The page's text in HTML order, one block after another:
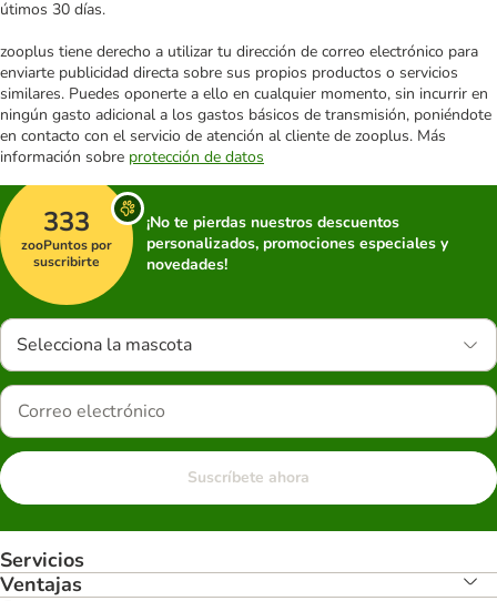
útimos 30 días.
zooplus tiene derecho a utilizar tu dirección de correo electrónico para
enviarte publicidad directa sobre sus propios productos o servicios
similares. Puedes oponerte a ello en cualquier momento, sin incurrir en
ningún gasto adicional a los gastos básicos de transmisión, poniéndote
en contacto con el servicio de atención al cliente de zooplus. Más
información sobre protección de datos
333
zooPuntos por
suscribirte
¡No te pierdas nuestros descuentos
personalizados, promociones especiales y
novedades!
Selecciona la mascota
Suscríbete ahora
Servicios
Ventajas